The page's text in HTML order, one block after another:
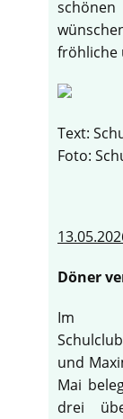
fröhliche
Text:
Foto:
Döner
Im
und
Mai
drei